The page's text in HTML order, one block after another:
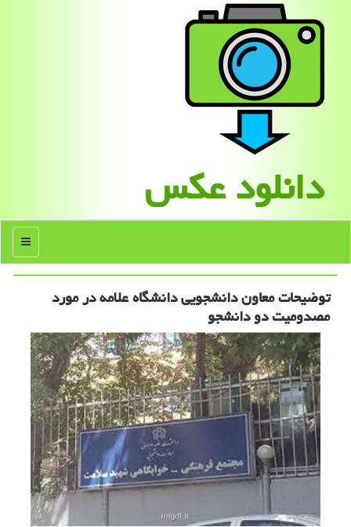
دانلود عكس
منو
توضیحات معاون دانشجویی دانشگاه علامه در مورد
مصدومیت دو دانشجو